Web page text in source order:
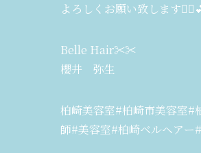
よろしくお願い致します
Belle Hair✂︎✂︎
櫻井 弥生
柏崎美容室#柏崎市美容室#
師#美容室#柏崎ベルヘア